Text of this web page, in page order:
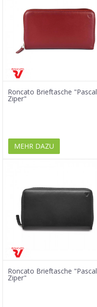
Roncato Brieftasche "Pascal
Ziper"
MEHR DAZU
Roncato Brieftasche "Pascal
Ziper"